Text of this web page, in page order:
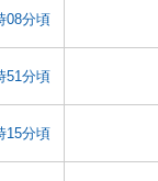
08分頃
51分頃
15分頃